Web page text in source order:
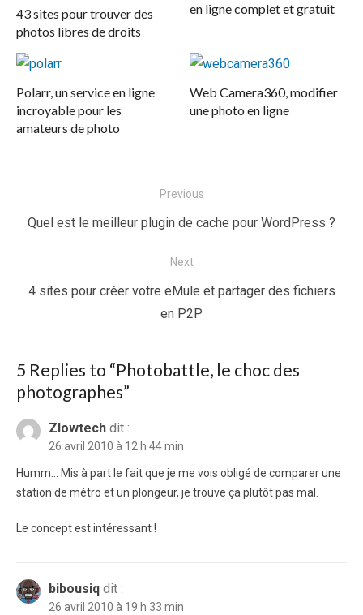
43 sites pour trouver des
photos libres de droits
en ligne complet et gratuit
Polarr, un service en ligne
incroyable pour les
amateurs de photo
Web Camera360, modifier
une photo en ligne
de
Previous
Previous
Quel est le meilleur plugin de cache pour WordPress ?
Next
Next
4 sites pour créer votre eMule et partager des fichiers
en P2P
5 Replies to “Photobattle, le choc des
photographes”
Zlowtech dit :
26 avril 2010 à 12 h 44 min
Humm… Mis à part le fait que je me vois obligé de comparer une
station de métro et un plongeur, je trouve ça plutôt pas mal.
Le concept est intéressant !
bibousiq dit :
26 avril 2010 à 19 h 33 min